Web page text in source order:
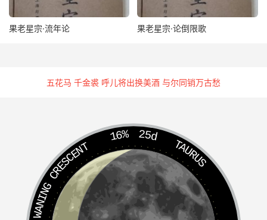
果老星宗·流年论 果老星宗·论倒限歌
五花马 千金裘 呼儿将出换美酒 与尔同销万古愁
16% 25d
TAURUS
WANING CRESCENT